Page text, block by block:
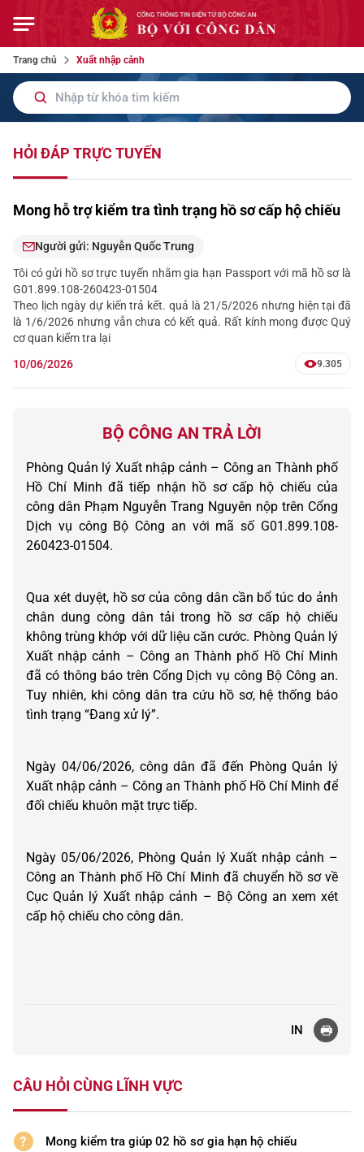
Trang chủ Xuất nhập cảnh
HỎI ĐÁP TRỰC TUYẾN
Mong hỗ trợ kiểm tra tình trạng hồ sơ cấp hộ chiếu
Người gửi: Nguyễn Quốc Trung
Tôi có gửi hồ sơ trực tuyến nhằm gia hạn Passport với mã hồ sơ là
G01.899.108-260423-01504
Theo lịch ngày dự kiến trả kết. quả là 21/5/2026 nhưng hiện tại đã
là 1/6/2026 nhưng vẫn chưa có kết quả. Rất kính mong được Quý
cơ quan kiểm tra lại
10/06/2026
9.305
BỘ CÔNG AN TRẢ LỜI
Phòng Quản lý Xuất nhập cảnh – Công an Thành phố
Hồ Chí Minh đã tiếp nhận hồ sơ cấp hộ chiếu của
công dân Phạm Nguyễn Trang Nguyên nộp trên Cổng
Dịch vụ công Bộ Công an với mã số G01.899.108-
260423-01504.
Qua xét duyệt, hồ sơ của công dân cần bổ túc do ảnh
chân dung công dân tải trong hồ sơ cấp hộ chiếu
không trùng khớp với dữ liệu căn cước. Phòng Quản lý
Xuất nhập cảnh – Công an Thành phố Hồ Chí Minh
đã có thông báo trên Cổng Dịch vụ công Bộ Công an.
Tuy nhiên, khi công dân tra cứu hồ sơ, hệ thống báo
tình trạng “Đang xử lý”.
Ngày 04/06/2026, công dân đã đến Phòng Quản lý
Xuất nhập cảnh – Công an Thành phố Hồ Chí Minh để
đối chiếu khuôn mặt trực tiếp.
Ngày 05/06/2026, Phòng Quản lý Xuất nhập cảnh –
Công an Thành phố Hồ Chí Minh đã chuyển hồ sơ về
Cục Quản lý Xuất nhập cảnh – Bộ Công an xem xét
cấp hộ chiếu cho công dân.
IN
CÂU HỎI CÙNG LĨNH VỰC
Mong kiểm tra giúp 02 hồ sơ gia hạn hộ chiếu